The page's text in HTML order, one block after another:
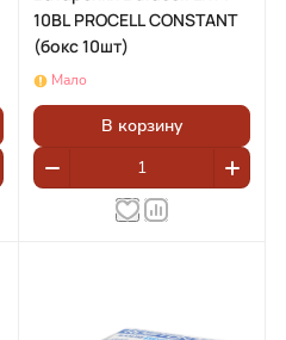
10BL PROCELL CONSTANT
(бокс 10шт)
Мало
В корзину